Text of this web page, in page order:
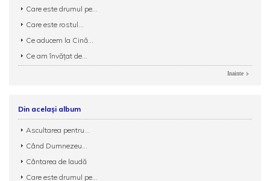
Care este drumul pe...
Care este rostul...
Ce aducem la Cină...
Ce am învățat de...
Inainte
Din același album
Ascultarea pentru...
Când Dumnezeu...
Cântarea de laudă
Care este drumul pe...